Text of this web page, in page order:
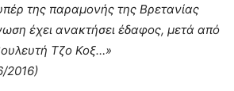
της παραμονής της Βρετανίας
έχει ανακτήσει έδαφος, μετά από
Τζο Κοξ…»
2016)